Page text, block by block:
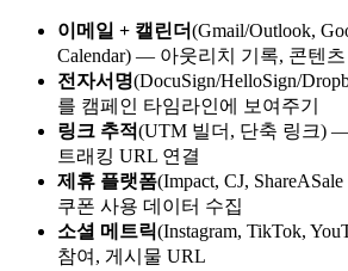
이메일 + 캘린더(Gmail/Outlook,
Calendar) — 아웃리치 기록, 콘텐츠
전자서명(DocuSign/HelloSign/
를 캠페인 타임라인에 보여주기
링크 추적(UTM 빌더, 단축 링크)
트래킹 URL 연결
제휴 플랫폼(Impact, CJ,
쿠폰 사용 데이터 수집
소셜 메트릭(Instagram, TikTok,
참여, 게시물 URL